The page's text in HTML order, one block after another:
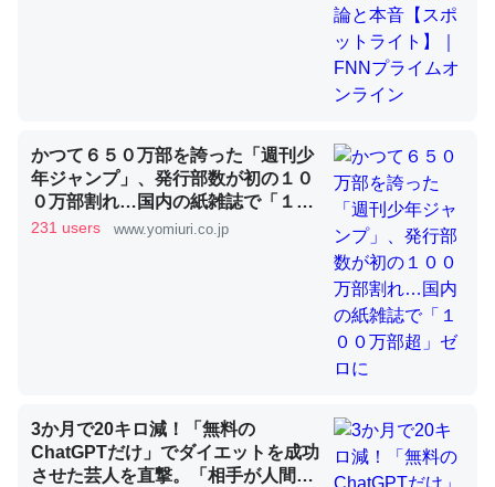
ずキチンを強化してる筈だが、酵素が違うのか？
─ニュース :: 【研究発表】昆虫学の大問題＝「昆虫はなぜ海にいな
これを元に考えるとカルシウムを大量に使う脊椎動物と貝
類は苦労してるんだな…。腹足類だと殻を無くしてナメク
─ニュース :: 【研究発表】昆虫学の大問題＝「昆虫はなぜ海にいな
ウチもEchoを実家に置いて４年。でたまに覗いてる。ぼ
ちぼちRingも置こうかと画策中。あと、Googleマップで
かつて６５０万部を誇った「週刊少
年ジャンプ」、発行部数が初の１０
０万部割れ…国内の紙雑誌で「１０
０万部超」ゼロに
231 users www.yomiuri.co.jp
3か月で20キロ減！「無料の
ChatGPTだけ」でダイエットを成功
させた芸人を直撃。「相手が人間だ